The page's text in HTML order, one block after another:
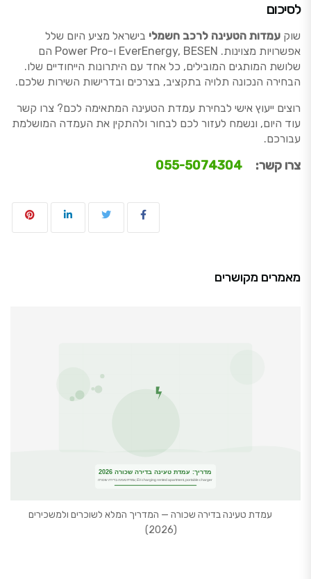
לסיכום
שוק עמדות הטעינה לרכב חשמלי בישראל מציע היום שלל
אפשרויות מצוינות. EverEnergy, BESEN ו-Power Pro הם
שלושת המותגים המובילים, כל אחד עם היתרונות הייחודיים שלו.
הבחירה הנכונה תלויה בתקציב, בצרכים ובדרישות השירות שלכם.
רוצים ייעוץ אישי לבחירת עמדת הטעינה המתאימה לכם? צרו קשר
עוד היום, ונשמח לעזור לכם לבחור ולהתקין את העמדה המושלמת
עבורכם.
צרו קשר: 055-5074304
מאמרים מקושרים
שכורה — המדריך המלא לשוכרים ולמשכירים
כבל טעינה לרכב חשמלי: